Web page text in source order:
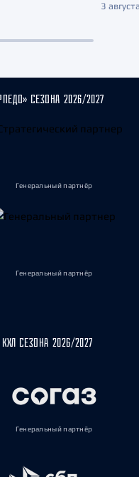
3
СЕЗОНА 2026/2027
Генеральный партнёр
Генеральный партнёр
СЕЗОНА 2026/2027
Генеральный партнёр